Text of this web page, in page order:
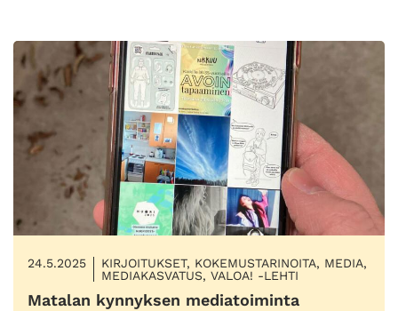
24.5.2025
KIRJOITUKSET, KOKEMUSTARINOITA, MEDIA,
MEDIAKASVATUS, VALOA! -LEHTI
Matalan kynnyksen mediatoiminta